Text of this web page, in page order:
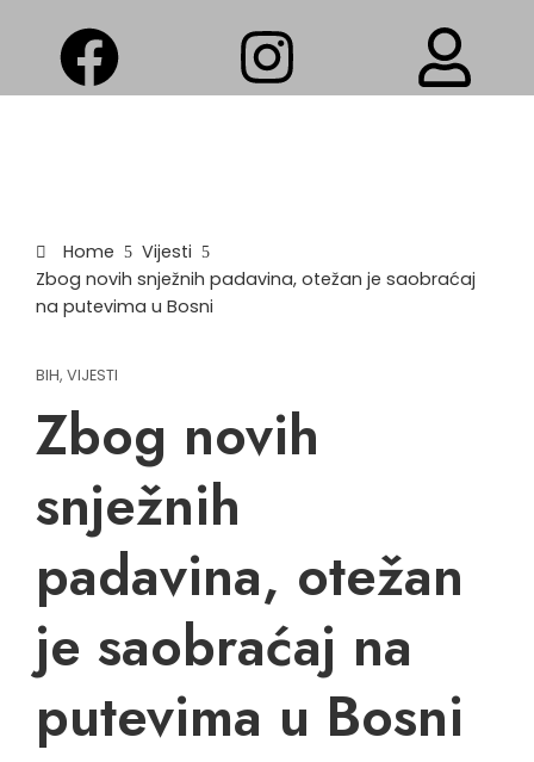
Home
Vijesti
Zbog novih snježnih padavina, otežan je saobraćaj
na putevima u Bosni
BIH, VIJESTI
Zbog novih
snježnih
padavina, otežan
je saobraćaj na
putevima u Bosni